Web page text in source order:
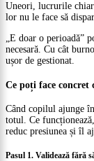
Uneori, lucrurile chiar
lor nu le face să
„E doar o perioadă”
necesară. Cu cât
ușor de gestionat.
Ce poți face concret
Când copilul ajunge
totul. Ce
reduc presiunea și îl
Pasul 1. Validează fără